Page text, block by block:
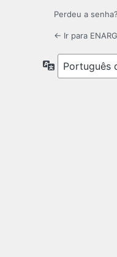
Perdeu a senha?
← Ir para
Idioma